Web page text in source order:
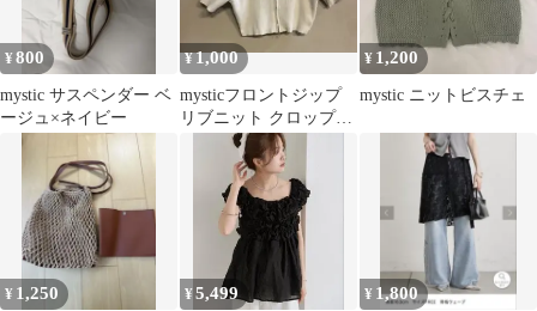
¥800
mystic サスペンダー ベ
ージュ×ネイビー
¥1,000
mysticフロントジップ
リブニット クロップド
半袖 トップス ホワイト
¥ 1,200
mystic ニットビスチェ
¥ 1,250 ¥5,499 ¥ 1,800